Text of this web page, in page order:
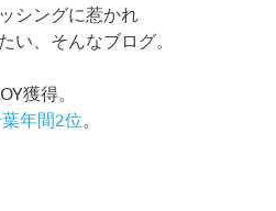
シングに惹かれ
い、そんなブログ。
獲得。
年間2位